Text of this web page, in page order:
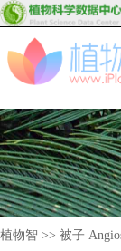
植物智 >> 被子